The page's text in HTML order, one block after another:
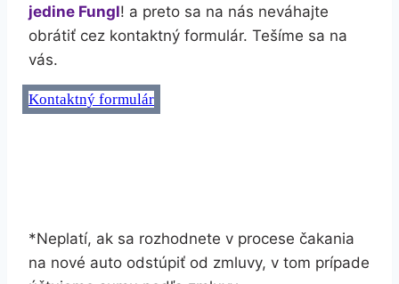
jedine Fungl! a preto sa na nás neváhajte
obrátiť cez kontaktný formulár. Tešíme sa na
vás.
Kontaktný formulár
*Neplatí, ak sa rozhodnete v procese čakania
na nové auto odstúpiť od zmluvy, v tom prípade